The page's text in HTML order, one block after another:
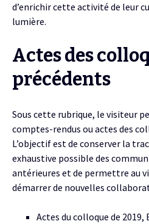
d’enrichir cette activité de leur
lumière.
Actes des
précédents
Sous cette rubrique, le visiteur
comptes-rendus ou actes des
L’objectif est de conserver la
exhaustive possible des
antérieures et de permettre au
démarrer de nouvelles
Actes du colloque de 2019,